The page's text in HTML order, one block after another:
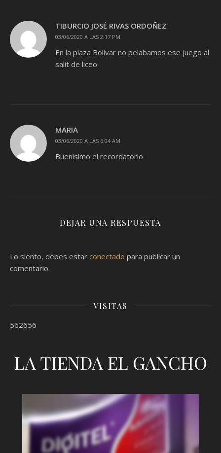
TIBURCIO JOSÉ RIVAS ORDOÑEZ
03/06/2020 A LAS 2:17 PM
En la plaza Bolivar no pelabamos ese juego al
salit de liceo
MARIA
03/06/2020 A LAS 6:04 AM
Buenisimo el recordatorio
DEJAR UNA RESPUESTA
Lo siento, debes estar conectado para publicar un
comentario.
VISITAS
562656
LA TIENDA EL GANCHO